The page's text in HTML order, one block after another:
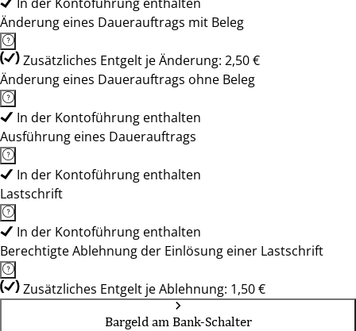
Änderung eines Dauerauftrags mit Beleg
Zusätzliches Entgelt je Änderung: 2,50 €
Änderung eines Dauerauftrags ohne Beleg
In der Kontoführung enthalten
Ausführung eines Dauerauftrags
In der Kontoführung enthalten
Lastschrift
In der Kontoführung enthalten
Berechtigte Ablehnung der Einlösung einer Lastschrift
Zusätzliches Entgelt je Ablehnung: 1,50 €
Bargeld am Bank-Schalter